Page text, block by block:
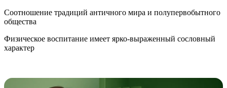
Соотношение традиций античного мира и полупервобытного
общества
Физическое воспитание имеет ярко-выраженный сословный
характер